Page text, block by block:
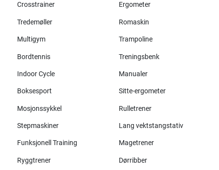
Crosstrainer
Ergometer
Tredemøller Romaskin
Multigym Trampoline
Bordtennis Treningsbenk
Indoor Cycle Manualer
Boksesport Sitte-ergometer
Mosjonssykkel Rulletrener
Stepmaskiner Lang vektstangstativ
Funksjonell Training Magetrener
Ryggtrener Dørribber